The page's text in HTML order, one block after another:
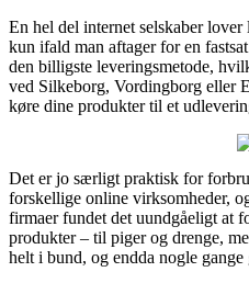
En hel del internet selskaber
kun ifald man aftager for en
den billigste leveringsmetode,
ved Silkeborg, Vordingborg eller
køre dine produkter til et
Det er jo særligt praktisk for
forskellige online virksomheder,
firmaer fundet det uundgåeligt at
produkter – til piger og drenge,
helt i bund, og endda nogle gange